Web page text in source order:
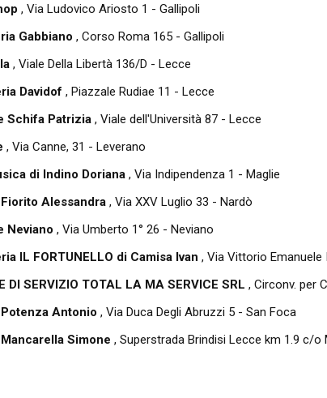
, Via Ludovico Ariosto 1 - Gallipoli
Gabbiano , Corso Roma 165 - Gallipoli
, Viale Della Libertà 136/D - Lecce
Davidof , Piazzale Rudiae 11 - Lecce
Schifa Patrizia , Viale dell'Università 87 - Lecce
, Via Canne, 31 - Leverano
di Indino Doriana , Via Indipendenza 1 - Maglie
Alessandra , Via XXV Luglio 33 - Nardò
Neviano , Via Umberto 1° 26 - Neviano
IL FORTUNELLO di Camisa Ivan , Via Vittorio Emanuele
DI SERVIZIO TOTAL LA MA SERVICE SRL , Circonv. per
Antonio , Via Duca Degli Abruzzi 5 - San Foca
Simone , Superstrada Brindisi Lecce km 1.9 c/o